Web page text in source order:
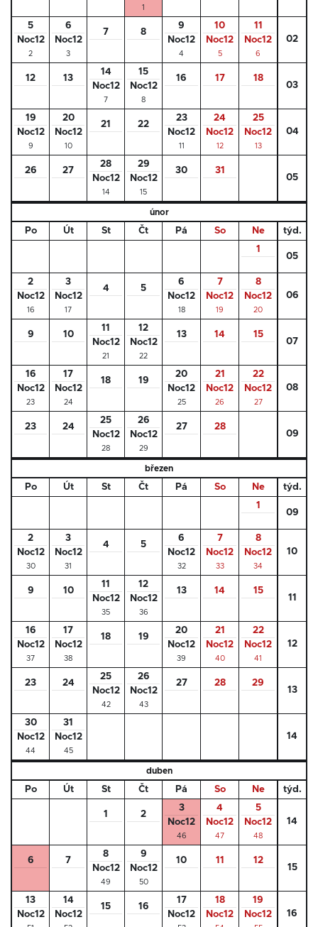
1
5
Noc12
2
6
Noc12
3
7 8
9
Noc12
4
10
Noc12
5
11
Noc12
6
02
12 13
14
Noc12
7
15
Noc12
8
16 17 18
03
19
Noc12
9
20
Noc12
10
21 22
23
Noc12
11
24
Noc12
12
25
Noc12
13
04
26 27
28
Noc12
14
29
Noc12
15
30 31
05
únor
Po Út St Čt Pá So Ne
týd.
1
05
2
Noc12
16
3
Noc12
17
4 5
6
Noc12
18
7
Noc12
19
8
Noc12
20
06
9 10
11
Noc12
21
12
Noc12
22
13 14 15
07
16
Noc12
23
17
Noc12
24
18 19
20
Noc12
25
21
Noc12
26
22
Noc12
27
08
23 24
25
Noc12
28
26
Noc12
29
27 28
09
březen
Po Út St Čt Pá So Ne
týd.
1
09
2
Noc12
30
3
Noc12
31
4 5
6
Noc12
32
7
Noc12
33
8
Noc12
34
10
9 10
11
Noc12
35
12
Noc12
36
13 14 15
11
16
Noc12
37
17
Noc12
38
18 19
20
Noc12
39
21
Noc12
40
22
Noc12
41
12
23 24
25
Noc12
42
26
Noc12
43
27 28 29
13
30
Noc12
44
31
Noc12
45
14
duben
Po Út St Čt Pá So Ne týd.
1 2
3
Noc12
46
4
Noc12
47
5
Noc12
48
14
6 7
8
Noc12
49
9
Noc12
50
10 11 12
15
13
Noc12
14
Noc12
15 16
17
Noc12
18
Noc12
19
Noc12
16